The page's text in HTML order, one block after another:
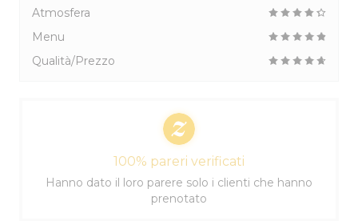
Atmosfera
Menu
Qualità/Prezzo
100% pareri verificati
Hanno dato il loro parere solo i clienti che hanno
prenotato